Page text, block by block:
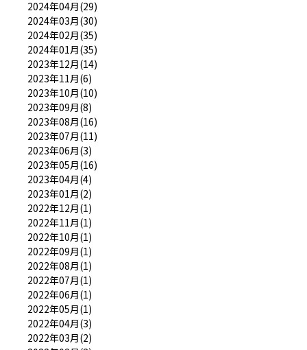
2024年04月(29)
2024年03月(30)
2024年02月(35)
2024年01月(35)
2023年12月(14)
2023年11月(6)
2023年10月(10)
2023年09月(8)
2023年08月(16)
2023年07月(11)
2023年06月(3)
2023年05月(16)
2023年04月(4)
2023年01月(2)
2022年12月(1)
2022年11月(1)
2022年10月(1)
2022年09月(1)
2022年08月(1)
2022年07月(1)
2022年06月(1)
2022年05月(1)
2022年04月(3)
2022年03月(2)